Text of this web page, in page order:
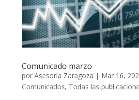
Comunicado marzo
por Asesoría Zaragoza | Mar 16,
Comunicados, Todas las